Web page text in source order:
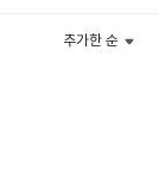
추가한 순